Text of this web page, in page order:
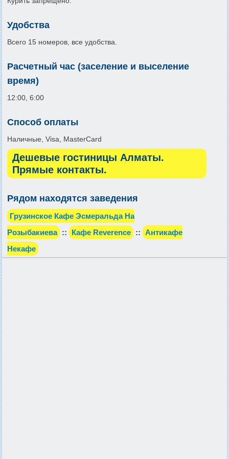
Удобства
Всего 15 номеров, все удобства.
Расчетный час (заселение и выселение
время)
12:00, 6:00
Способ оплаты
Наличные, Visa, MasterCard
Дешевые гостиницы Алматы.
Прямые контакты.
Рядом находятся заведения
Грузинское Кафе Эсмеральда На
Розыбакиева :: Кафе Reverence :: Антикафе
Некафе